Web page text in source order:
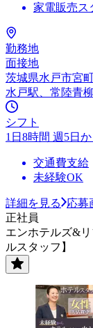
家電販売ス
勤務地
面接地
茨城県水戸市宮
水戸駅、常陸青
シフト
1日8時間 週5日
交通費支給
未経験OK
詳細を見る
応募
正社員
エンホテルズ&
ルスタッフ】